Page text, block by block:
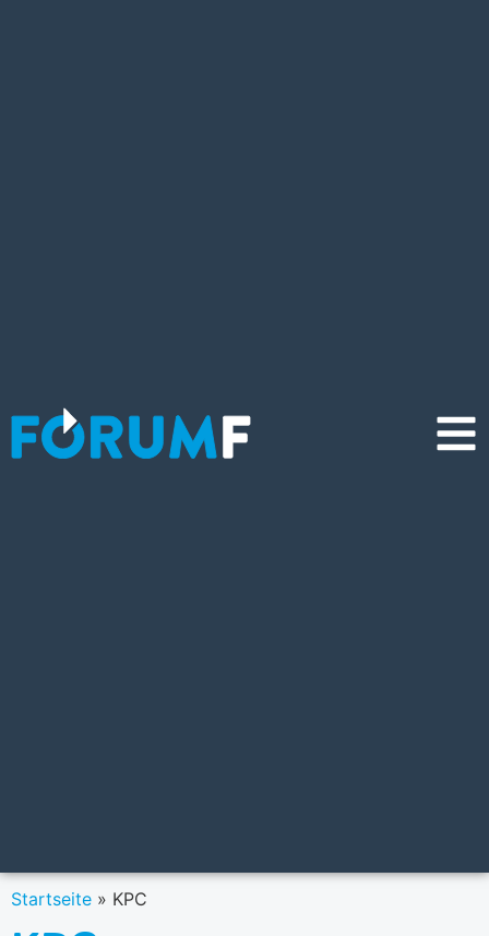
Startseite » KPC